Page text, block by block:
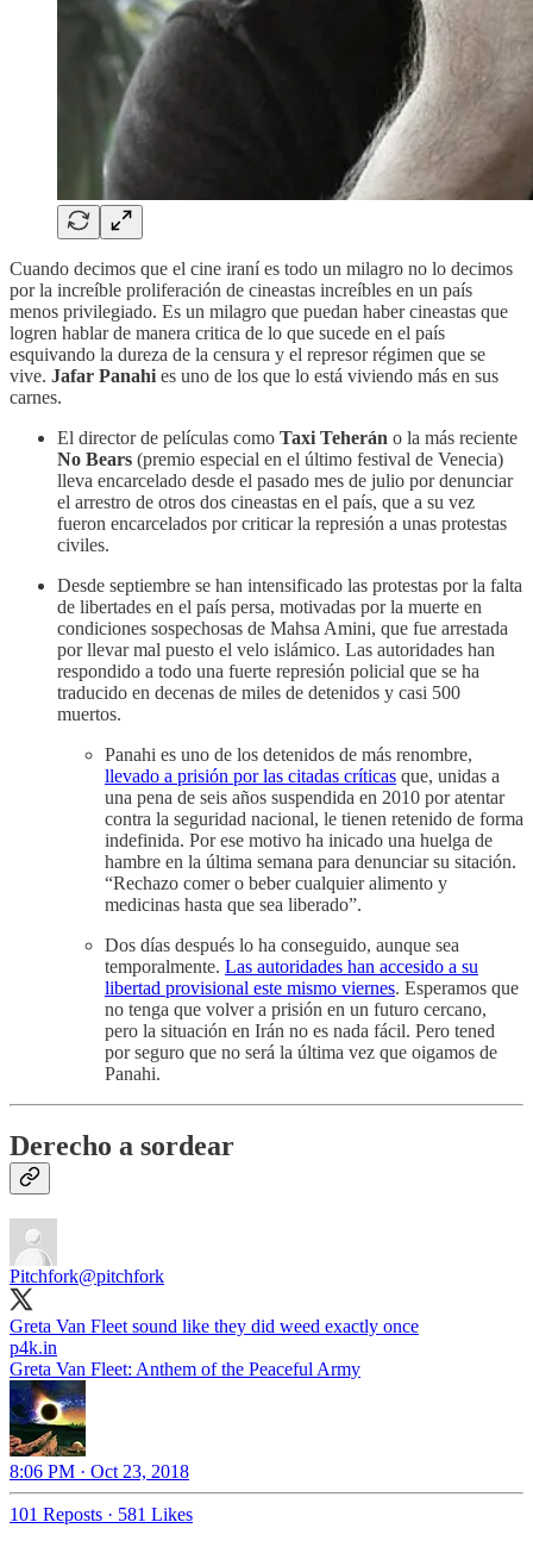
Cuando decimos que el cine iraní es todo un milagro no lo decimos
por la increíble proliferación de cineastas increíbles en un país
menos privilegiado. Es un milagro que puedan haber cineastas que
logren hablar de manera critica de lo que sucede en el país
esquivando la dureza de la censura y el represor régimen que se
vive. Jafar Panahi es uno de los que lo está viviendo más en sus
carnes.
El director de películas como Taxi Teherán o la más reciente
No Bears (premio especial en el último festival de Venecia)
lleva encarcelado desde el pasado mes de julio por denunciar
el arrestro de otros dos cineastas en el país, que a su vez
fueron encarcelados por criticar la represión a unas protestas
civiles.
Desde septiembre se han intensificado las protestas por la falta
de libertades en el país persa, motivadas por la muerte en
condiciones sospechosas de Mahsa Amini, que fue arrestada
por llevar mal puesto el velo islámico. Las autoridades han
respondido a todo una fuerte represión policial que se ha
traducido en decenas de miles de detenidos y casi 500
muertos.
Panahi es uno de los detenidos de más renombre,
llevado a prisión por las citadas críticas que, unidas a
una pena de seis años suspendida en 2010 por atentar
contra la seguridad nacional, le tienen retenido de forma
indefinida. Por ese motivo ha inicado una huelga de
hambre en la última semana para denunciar su sitación.
“Rechazo comer o beber cualquier alimento y
medicinas hasta que sea liberado”.
Dos días después lo ha conseguido, aunque sea
temporalmente. Las autoridades han accesido a su
libertad provisional este mismo viernes. Esperamos que
no tenga que volver a prisión en un futuro cercano,
pero la situación en Irán no es nada fácil. Pero tened
por seguro que no será la última vez que oigamos de
Panahi.
Derecho a sordear
Pitchfork@pitchfork
Greta Van Fleet sound like they did weed exactly once
p4k.in
Greta Van Fleet: Anthem of the Peaceful Army
8:06 PM · Oct 23, 2018
101 Reposts · 581 Likes